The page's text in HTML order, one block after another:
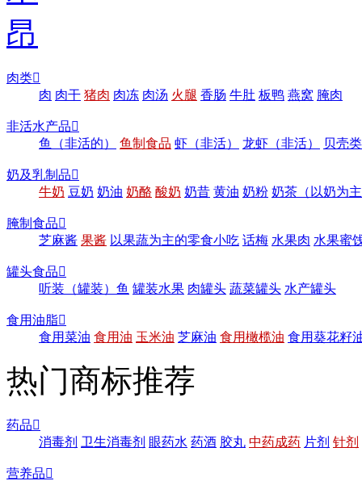
肉类
肉 肉干 猪肉 肉冻 肉汤 火腿 香肠 牛肚 板鸭 燕窝 腌肉
非活水产品
鱼（非活的）
鱼制食品 虾（非活） 龙虾（非活） 贝壳
奶及乳制品
牛奶 豆奶 奶油 奶酪 酸奶 奶昔 黄油 奶粉 奶茶（以奶为
腌制食品
芝麻酱 果酱 以果蔬为主的零食小吃 话梅 水果肉 水果蜜
罐头食品
听装（罐装）鱼 罐装水果 肉罐头 蔬菜罐头 水产罐头
食用油脂
食用菜油 食用油 玉米油 芝麻油 食用橄榄油 食用葵花籽
热门商标推荐
药品
消毒剂 卫生消毒剂 眼药水 药酒 胶丸 中药成药 片剂 针剂
营养品